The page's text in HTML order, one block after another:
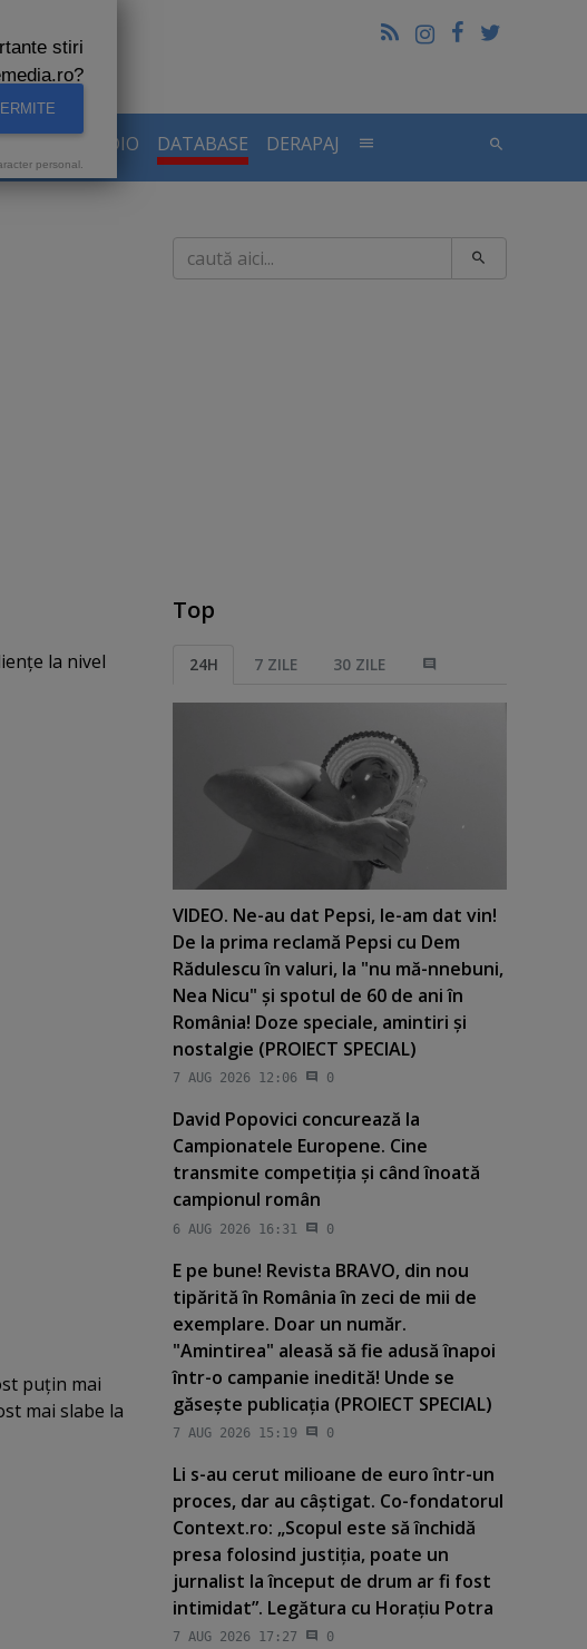
AUDIENTE RADIO DATABASE DERAPAJ
la nivel
puţin mai
mai slabe la
Caută
Top
24H 7 ZILE 30 ZILE
VIDEO. Ne-au dat Pepsi, le-am dat vin!
De la prima reclamă Pepsi cu Dem
Rădulescu în valuri, la "nu mă-nnebuni,
Nea Nicu" şi spotul de 60 de ani în
România! Doze speciale, amintiri şi
nostalgie (PROIECT SPECIAL)
7 AUG 2026 12:06 0
David Popovici concurează la
Campionatele Europene. Cine
transmite competiţia şi când înoată
campionul român
6 AUG 2026 16:31 0
E pe bune! Revista BRAVO, din nou
tipărită în România în zeci de mii de
exemplare. Doar un număr.
"Amintirea" aleasă să fie adusă înapoi
într-o campanie inedită! Unde se
găseşte publicaţia (PROIECT SPECIAL)
7 AUG 2026 15:19 0
Li s-au cerut milioane de euro într-un
proces, dar au câştigat. Co-fondatorul
Context.ro: „Scopul este să închidă
presa folosind justiţia, poate un
jurnalist la început de drum ar fi fost
intimidat”. Legătura cu Horaţiu Potra
7 AUG 2026 17:27 0
stiri
personal.